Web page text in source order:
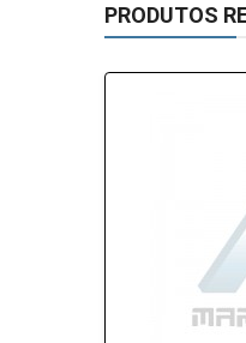
PRODUTOS